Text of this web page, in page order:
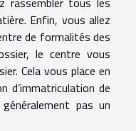
Enfin, vous allez
de formalités des
le centre vous
Cela vous place en
de
pas un